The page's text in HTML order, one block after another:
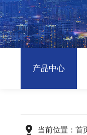
产品中心
当前位置： 首